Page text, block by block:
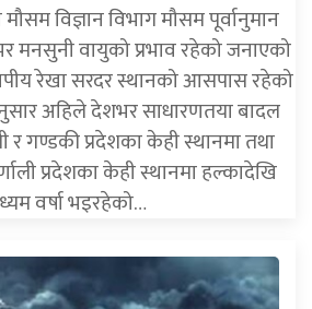
विज्ञान विभाग मौसम पूर्वानुमान
मनसुनी वायुको प्रभाव रहेको जनाएको
रेखा सरदर स्थानको आसपास रहेको
अहिले देशभर साधारणतया बादल
गण्डकी प्रदेशका केही स्थानमा तथा
प्रदेशका केही स्थानमा हल्कादेखि
वर्षा भइरहेको…